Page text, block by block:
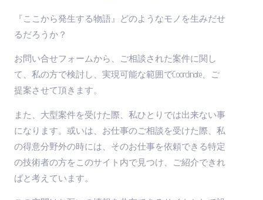
『ここから発生する物語』どのようなモノを生みだせ
るだろうか？
お問い合せフォームから、ご相談された案件に関し
て、私の方で検討し、実現可能な範囲でCoordinate、ご
提案させて頂きます。
また、大型案件を受けた際、私ひとりでは出来ない事
になります。或いは、お仕事のご相談を受けた際、私
の得意分野外の時には、そのお仕事を依頼できる特定
の技術者の方をこのサイト内で見つけ、ご紹介できれ
ばと考えています。